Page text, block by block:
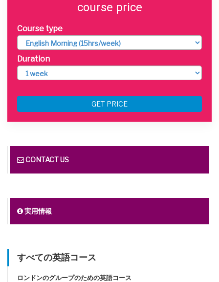
course price
Course type
Duration
GET PRICE
CONTACT US
実用情報
すべての英語コース
ロンドンのグループのための英語コース